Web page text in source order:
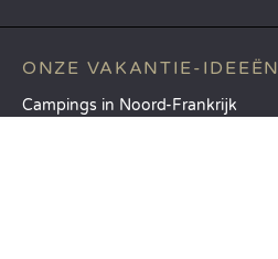
ONZE VAKANTIE-IDEEËN
Campings in Noord-Frankrijk